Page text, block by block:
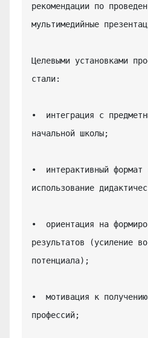
рекомендации по
мультимедийные
Целевыми установками
стали:
•  интеграция с
начальной школы;
•  интерактивный формат
использование
•  ориентация на
результатов (усиление
потенциала);
•  мотивация к
профессий;